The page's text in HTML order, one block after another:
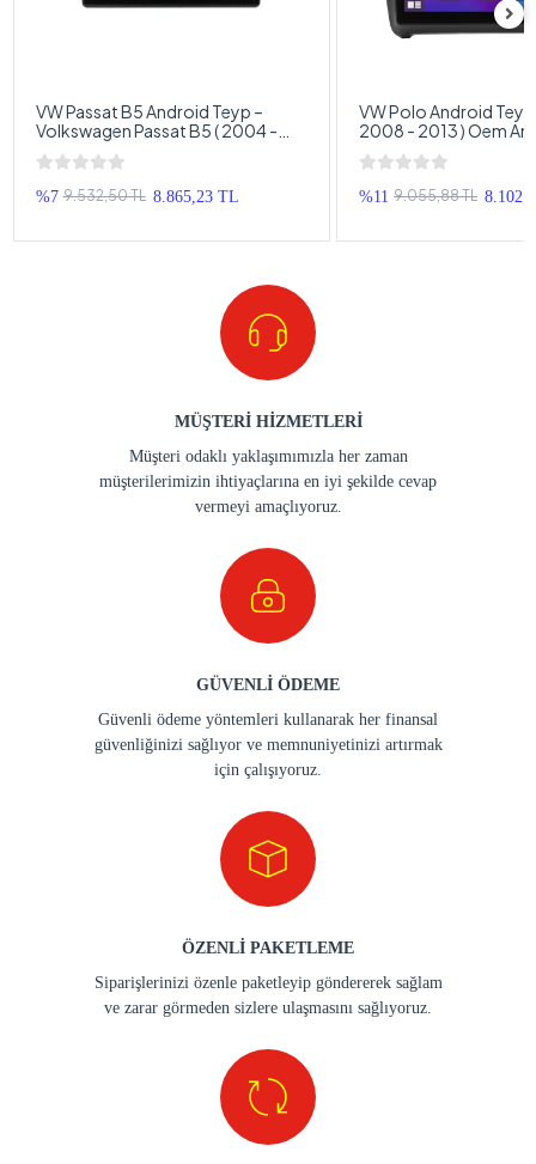
VW Passat B5 Android Teyp –
Volkswagen Passat B5 ( 2004 -
2010 ) Oem Android Multimedya –
VW Passat B5 Android Double
Teyp
%7 9.532,50 TL 8.865,23 TL
VW Polo Android
2008 - 2013 ) Oem
Multimedya – VW
Double Teyp
%11 9.055,88 TL
MÜŞTERİ HİZMETLERİ
Müşteri odaklı yaklaşımımızla her zaman
müşterilerimizin ihtiyaçlarına en iyi şekilde cevap
vermeyi amaçlıyoruz.
GÜVENLİ ÖDEME
Güvenli ödeme yöntemleri kullanarak her finansal
güvenliğinizi sağlıyor ve memnuniyetinizi artırmak
için çalışıyoruz.
ÖZENLİ PAKETLEME
Siparişlerinizi özenle paketleyip göndererek sağlam
ve zarar görmeden sizlere ulaşmasını sağlıyoruz.